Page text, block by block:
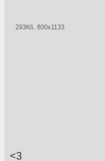
293Кб, 800x1133
<3